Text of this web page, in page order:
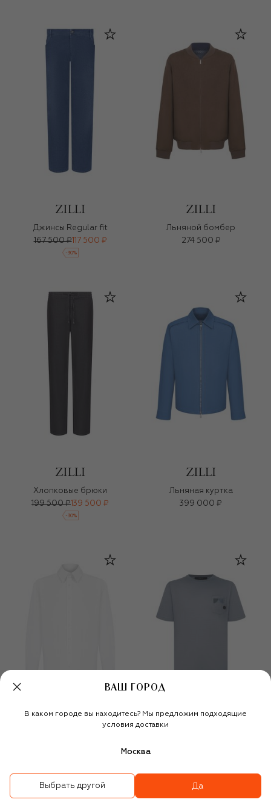
Джинсы Regular fit
167 500 ₽117 500 ₽
-30%
Льняной бомбер
274 500 ₽
Хлопковые брюки
199 500 ₽ 139 500 ₽
-30%
Льняная куртка
399 000 ₽
ВАШ ГОРОД
В каком городе вы находитесь? Мы предложим подходящие
условия доставки
Москва
Выбрать другой Да